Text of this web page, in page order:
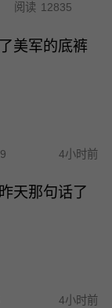
阅读 12835
美军的底裤
4小时前
天那句话了
4小时前